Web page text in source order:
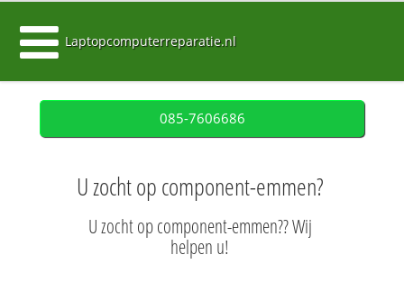
Laptopcomputerreparatie.nl
085-7606686
U zocht op component-emmen?
U zocht op component-emmen?? Wij
helpen u!